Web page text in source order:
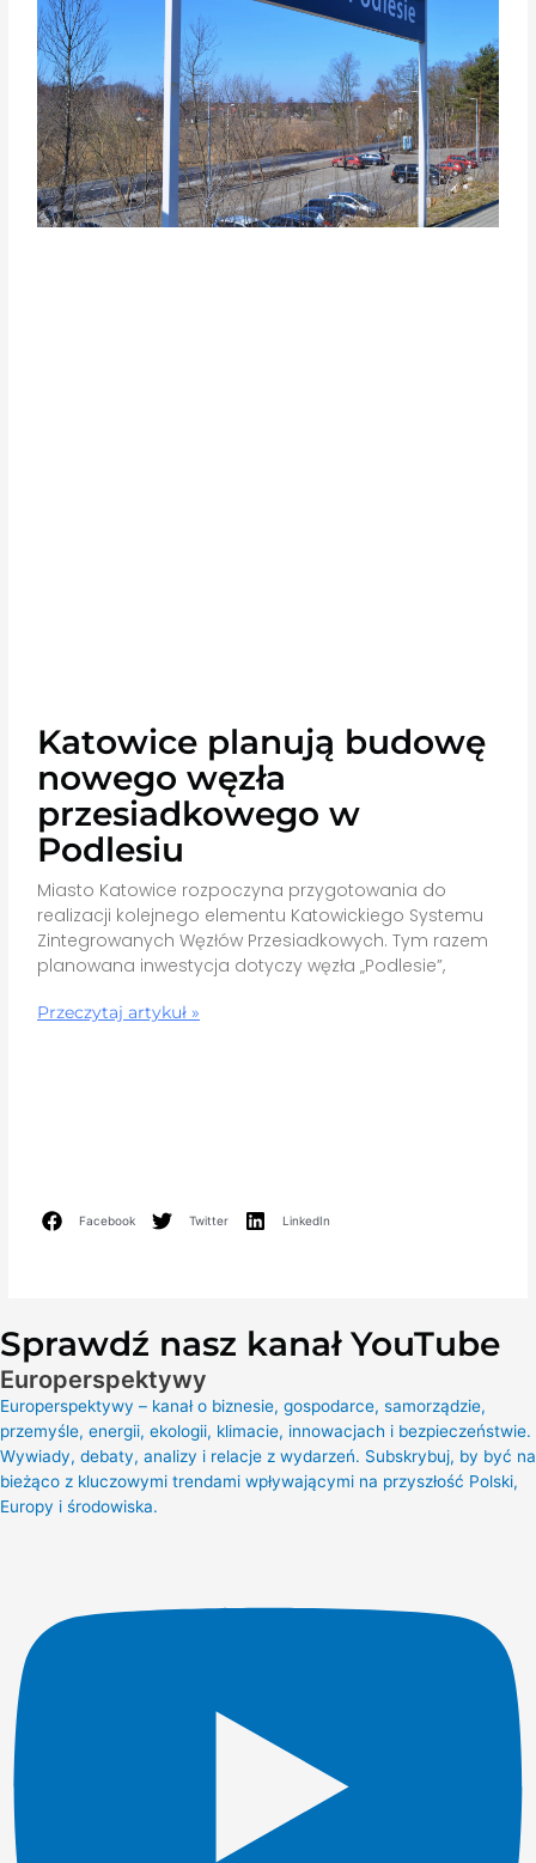
Katowice planują budowę
nowego węzła
przesiadkowego w
Podlesiu
Miasto Katowice rozpoczyna przygotowania do
realizacji kolejnego elementu Katowickiego Systemu
Zintegrowanych Węzłów Przesiadkowych. Tym razem
planowana inwestycja dotyczy węzła „Podlesie”,
Przeczytaj artykuł »
Facebook Twitter LinkedIn
Sprawdź nasz kanał YouTube
Europerspektywy
Europerspektywy – kanał o biznesie, gospodarce, samorządzie,
przemyśle, energii, ekologii, klimacie, innowacjach i bezpieczeństwie.
Wywiady, debaty, analizy i relacje z wydarzeń. Subskrybuj, by być na
bieżąco z kluczowymi trendami wpływającymi na przyszłość Polski,
Europy i środowiska.